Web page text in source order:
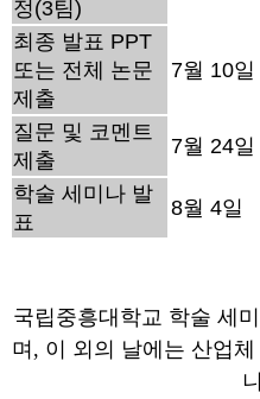
정(3팀)
최종 발표 PPT
또는 전체 논문
제출
7월 10일
질문 및 코멘트
제출
7월 24일
학술 세미나 발
표
8월 4일
국립중흥대학교 학술 세
며, 이 외의 날에는 산업